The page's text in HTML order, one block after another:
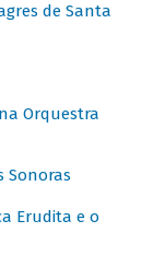
de Santa
Orquestra
Sonoras
Erudita e o